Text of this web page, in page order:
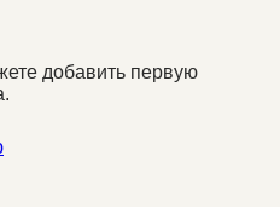
добавить первую